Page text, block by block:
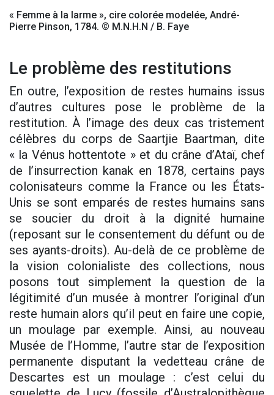
« Femme à la larme », cire colorée modelée, André-
Pierre Pinson, 1784. © M.N.H.N / B. Faye
Le problème des restitutions
En outre, l’exposition de restes humains issus
d’autres cultures pose le problème de la
restitution. À l’image des deux cas tristement
célèbres du corps de Saartjie Baartman, dite
« la Vénus hottentote » et du crâne d’Ataï, chef
de l’insurrection kanak en 1878, certains pays
colonisateurs comme la France ou les États-
Unis se sont emparés de restes humains sans
se soucier du droit à la dignité humaine
(reposant sur le consentement du défunt ou de
ses ayants-droits). Au-delà de ce problème de
la vision colonialiste des collections, nous
posons tout simplement la question de la
légitimité d’un musée à montrer l’original d’un
reste humain alors qu’il peut en faire une copie,
un moulage par exemple. Ainsi, au nouveau
Musée de l’Homme, l’autre star de l’exposition
permanente disputant la vedetteau crâne de
Descartes est un moulage : c’est celui du